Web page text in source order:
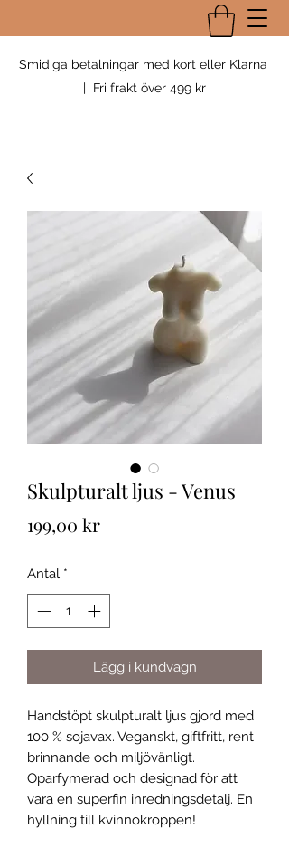
Smidiga betalningar med kort eller Klarna
| Fri frakt över 499 kr
Skulpturalt ljus - Venus
199,00 krPris
Antal *
Lägg i kundvagn
Handstöpt skulpturalt ljus gjord med
100 % sojavax. Veganskt, giftfritt, rent
brinnande och miljövänligt.
Oparfymerad och designad för att
vara en superfin inredningsdetalj. En
hyllning till kvinnokroppen!